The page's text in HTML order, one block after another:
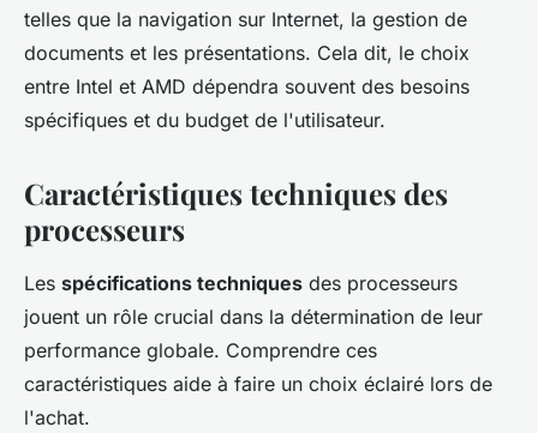
telles que la navigation sur Internet, la gestion de
documents et les présentations. Cela dit, le choix
entre Intel et AMD dépendra souvent des besoins
spécifiques et du budget de l'utilisateur.
Caractéristiques techniques des
processeurs
Les spécifications techniques des processeurs
jouent un rôle crucial dans la détermination de leur
performance globale. Comprendre ces
caractéristiques aide à faire un choix éclairé lors de
l'achat.